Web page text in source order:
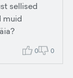
sellised
muid
0 0